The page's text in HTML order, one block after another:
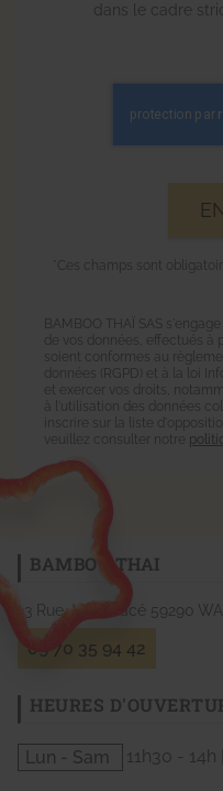
dans le cadre
*Ces champs sont
BAMBOO THAÏ SAS
de vos données, effectués à
soient conformes au
données (RGPD) et à la loi
et exercer vos droits,
à l'utilisation des données
inscrire sur la liste
veuillez consulter notre
BAMBOO THAI
13 Rue Jean Macé 59290
09 70 35 94 42
HEURES
Lun - Sam 11h30 - 14h